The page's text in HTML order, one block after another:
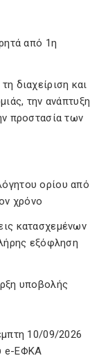
από 1η
διαχείριση και
την ανάπτυξη
προστασία των
ορίου από
χρόνο
κατασχεμένων
εξόφληση
υποβολής
10/09/2026
e-ΕΦΚΑ